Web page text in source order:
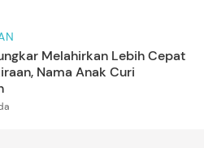
Melahirkan Lebih Cepat
Nama Anak Curi